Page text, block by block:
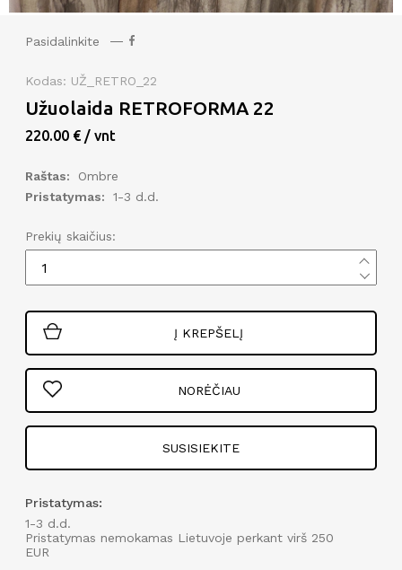
Pasidalinkite
Kodas: UŽ_RETRO_22
Užuolaida RETROFORMA 22
220.00 € / vnt
Raštas:
Ombre
Pristatymas:
1-3 d.d.
Prekių skaičius:
Į KREPŠELĮ
NORĖČIAU
SUSISIEKITE
Pristatymas:
1-3 d.d.
Pristatymas nemokamas Lietuvoje perkant virš 250
EUR